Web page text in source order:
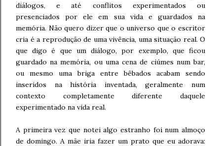
diálogos, e até conflitos experimentados ou
presenciados por ele em sua vida e guardados na
memória. Não quero dizer que o universo que o escritor
cria é a reprodução de uma vivência, uma situação real. O
que digo é que um diálogo, por exemplo, que ficou
guardado na memória, ou uma cena de ciúmes num bar,
ou mesmo uma briga entre bêbados acabam sendo
inseridos na história inventada, geralmente num
contexto completamente diferente daquele
experimentado na vida real.
A primeira vez que notei algo estranho foi num almoço
de domingo. A mãe iria fazer um prato que eu adorava: